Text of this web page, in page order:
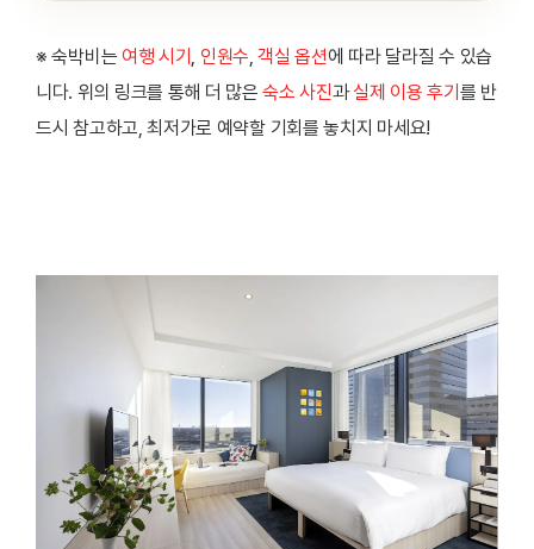
※ 숙박비는 여행 시기 , 인원수, 객실 옵션에 따라 달라질 수 있습
니다. 위의 링크를 통해 더 많은 숙소 사진과실제 이용 후기 를 반
드시 참고하고, 최저가로 예약할 기회를 놓치지 마세요!